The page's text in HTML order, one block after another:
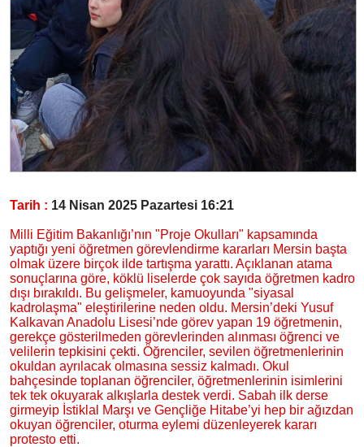
Tarih : 14 Nisan 2025 Pazartesi 16:21
Milli Eğitim Bakanlığı’nın "Proje Okulları" kapsamında
yaptığı yeni öğretmen görevlendirme kararları Mersin başta
olmak üzere birçok ilde tartışma yarattı. Açıklanan atama
sonuçlarına göre, köklü liselerde çok sayıda öğretmen kadro
dışı bırakıldı. Bu gelişmeler, kamuoyunda "siyasal
kadrolaşma" eleştirilerine neden oldu. Mersin’deki Yusuf
Kalkavan Anadolu Lisesi’nde görev yapan 19 öğretmenin,
gerekçe gösterilmeden görevlerinden alınması öğrenci ve
velilerin tepkisini çekti. Öğrenciler, sevilen öğretmenlerinin
okuldan ayrılacak olmasına sessiz kalmadı. Okul
bahçesinde toplanan öğrenciler, öğretmenlerinin isimlerini
tek tek okuyarak alkışlarla destek verdi. Sabah ilk derse
girmeyip İstiklal Marşı ve Gençliğe Hitabe’yi hep bir ağızdan
okuyan öğrenciler, oturma eylemi düzenleyerek kararı
protesto etti.